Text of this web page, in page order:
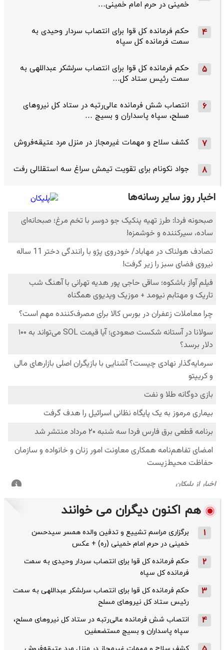
خمینی در حرم امام خمینی…
4
حکم فرمانده کل قوا برای انتصاب سردار وحیدی به
سمت فرمانده کل سپاه
5
حکم فرمانده کل قوا برای انتصاب سرلشکر عبداللهی به
سمت رئیس ستاد کل…
6
انتصاب شش فرمانده عالی‌رتبه در ستاد کل نیروهای
مسلح، سپاه پاسداران و بسیج …
7 کشف سلاح و مهمات غیرمجاز در منزل مرد عتیقه‌فروش
8 جواد نکونام برای تقویت تیمش سراغ سه استقلالی رفت
هم اکنون دیگران می خوانند
1
برگزاری مراسم تشییع و تدفین والده همسر سیدحسن
خمینی در حرم امام خمینی (ره) + عکس
2
حکم فرمانده کل قوا برای انتصاب سردار وحیدی به سمت
فرمانده کل سپاه
3
حکم فرمانده کل قوا برای انتصاب سرلشکر عبداللهی به سمت
رئیس ستاد کل نیروهای مسلح
4
انتصاب شش فرمانده عالی‌رتبه در ستاد کل نیروهای مسلح،
سپاه پاسداران و بسیج مستضعفین